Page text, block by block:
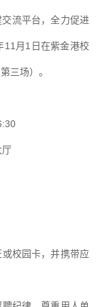
流平台，全力促进
11 月 1 日在紫金港校
三场）。
校园卡，并携带应